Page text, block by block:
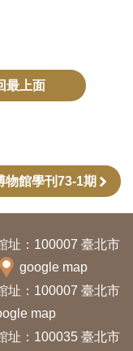
最上面
物館學刊73-1期
址：100007 臺北市
google map
址：100007 臺北市
map
址：100035 臺北市